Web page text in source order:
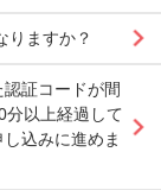
りますか？
証コードが間
分以上経過して
込みに進めま